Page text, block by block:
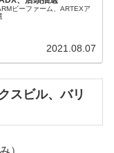
ビーファーム、ARTEXア
2021.08.07
スビル、バリ
）